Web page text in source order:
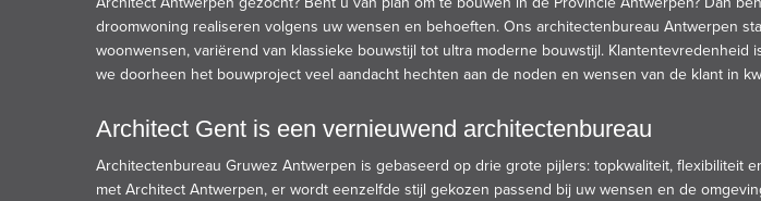
droomwoning realiseren volgens uw wensen en behoeften. Ons architectenbureau Antwerpen
woonwensen, variërend van klassieke bouwstijl tot ultra moderne bouwstijl. Klantentevredenheid
we doorheen het bouwproject veel aandacht hechten aan de noden en wensen van de klant in
Architect Gent is een vernieuwend architectenbureau
Architectenbureau Gruwez Antwerpen is gebaseerd op drie grote pijlers: topkwaliteit, flexibiliteit
met Architect Antwerpen, er wordt eenzelfde stijl gekozen passend bij uw wensen en de